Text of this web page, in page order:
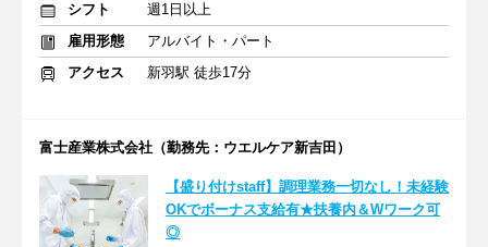
シフト
週1日以上
雇用形態
アルバイト・パート
アクセス
新羽駅 徒歩17分
富士産業株式会社（勤務先：ウエルケア新吉田）
【盛り付けstaff】調理業務一切なし！未経験
OKでボーナス支給有★扶養内＆Wワーク可
◎